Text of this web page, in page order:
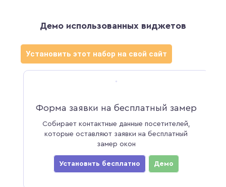
Демо использованных виджетов
Установить этот набор на свой сайт
Форма заявки на бесплатный замер
Собирает контактные данные посетителей,
которые оставляют заявки на бесплатный
замер окон
Установить бесплатно Демо